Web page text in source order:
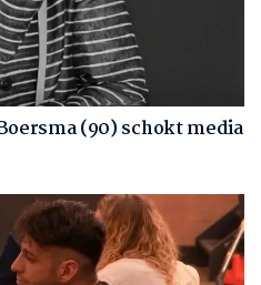
(90) schokt media